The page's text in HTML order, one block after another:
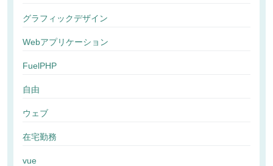
グラフィックデザイン
Webアプリケーション
FuelPHP
自由
ウェブ
在宅勤務
vue